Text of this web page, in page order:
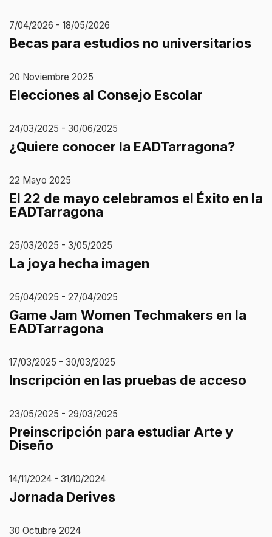
7/04/2026 - 18/05/2026
Becas para estudios no universitarios
20 Noviembre 2025
Elecciones al Consejo Escolar
24/03/2025 - 30/06/2025
¿Quiere conocer la EADTarragona?
22 Mayo 2025
El 22 de mayo celebramos el Éxito en la
EADTarragona
25/03/2025 - 3/05/2025
La joya hecha imagen
25/04/2025 - 27/04/2025
Game Jam Women Techmakers en la
EADTarragona
17/03/2025 - 30/03/2025
Inscripción en las pruebas de acceso
23/05/2025 - 29/03/2025
Preinscripción para estudiar Arte y
Diseño
14/11/2024 - 31/10/2024
Jornada Derives
30 Octubre 2024